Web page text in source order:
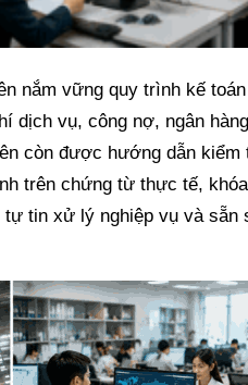
nắm vững quy trình kế
dịch vụ, công nợ, ngân
còn được hướng dẫn
trên chứng từ thực tế,
tin xử lý nghiệp vụ và sẵn